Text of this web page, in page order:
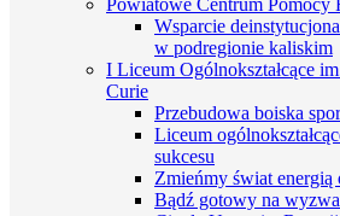
Powiatowe Centrum Pomocy
Wsparcie
w podregionie kaliskim
I Liceum Ogólnokształcące
Curie
Przebudowa boiska
Liceum
sukcesu
Zmieńmy świat energią
Bądź gotowy na